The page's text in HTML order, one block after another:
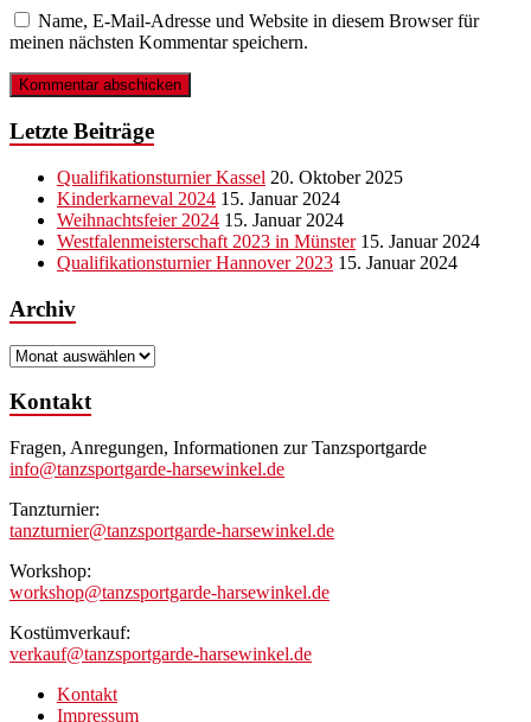
Name, E-Mail-Adresse und Website in diesem Browser für
meinen nächsten Kommentar speichern.
Letzte Beiträge
Qualifikationsturnier Kassel 20. Oktober 2025
Kinderkarneval 2024 15. Januar 2024
Weihnachtsfeier 2024 15. Januar 2024
Westfalenmeisterschaft 2023 in Münster 15. Januar 2024
Qualifikationsturnier Hannover 2023 15. Januar 2024
Archiv
Archiv
Kontakt
Fragen, Anregungen, Informationen zur Tanzsportgarde
info@tanzsportgarde-harsewinkel.de
Tanzturnier:
tanzturnier@tanzsportgarde-harsewinkel.de
Workshop:
workshop@tanzsportgarde-harsewinkel.de
Kostümverkauf:
verkauf@tanzsportgarde-harsewinkel.de
Kontakt
Impressum